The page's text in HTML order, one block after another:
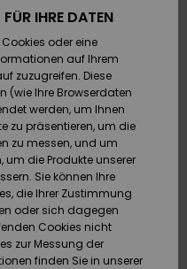
IHRE DATEN
oder eine
auf Ihrem
zuzugreifen. Diese
(wie Ihre Browserdaten
werden, um Ihnen
zu präsentieren, um die
zu messen, und um
um die Produkte unserer
Sie können Ihre
die Ihrer Zustimmung
oder sich dagegen
Cookies nicht
zur Messung der
finden Sie in unserer